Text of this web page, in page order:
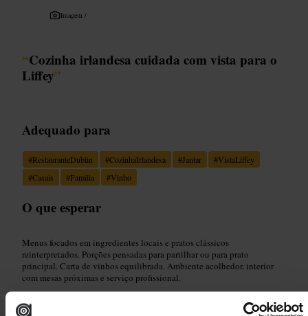
Imagem /
“Cozinha irlandesa cuidada com vista para o
Liffey”
Adequado para
#RestauranteDublin #CozinhaIrlandesa #Jantar #VistaLiffey
#Casais #Familia #Vinho
O que esperar
Menus focados em ingredientes locais e pratos clássicos
reinterpretados. Porções pensadas para partilhar ou para prato
principal. Carta de vinhos equilibrada. Ambiente acolhedor, interior
com mesas próximas e serviço profissional.